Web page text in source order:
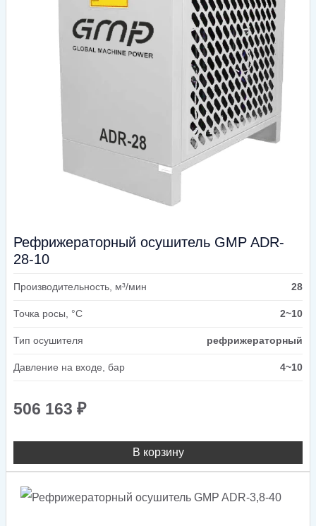
Рефрижераторный осушитель GMP ADR-
28-10
Производительность, м³/мин 28
Точка росы, °C 2~10
Тип осушителя рефрижераторный
Давление на входе, бар 4~10
506 163 ₽
В корзину